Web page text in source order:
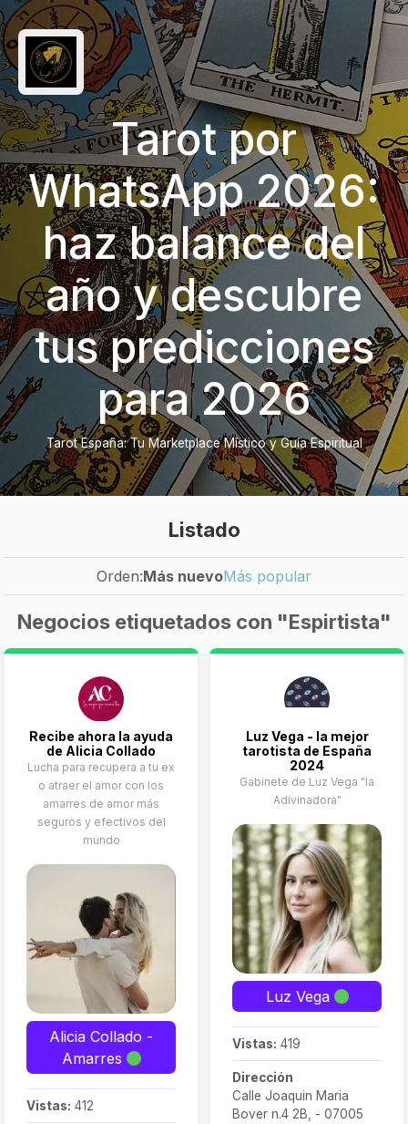
Tarot por
WhatsApp 2026:
haz balance del
año y descubre
tus predicciones
para 2026
Tarot España: Tu Marketplace Místico y Guía Espiritual
Listado
Orden:Más nuevoMás popular
Negocios etiquetados con "Espirtista"
Recibe ahora la ayuda
de Alicia Collado
Lucha para recupera a tu ex
o atraer el amor con los
amarres de amor más
seguros y efectivos del
mundo
Alicia Collado -
Amarres
Vistas: 412
Luz Vega - la mejor
tarotista de España
2024
Gabinete de Luz Vega "la
Adivinadora"
Luz Vega
Vistas: 419
Dirección
Calle Joaquin Maria
Bover n.4 2B, - 07005